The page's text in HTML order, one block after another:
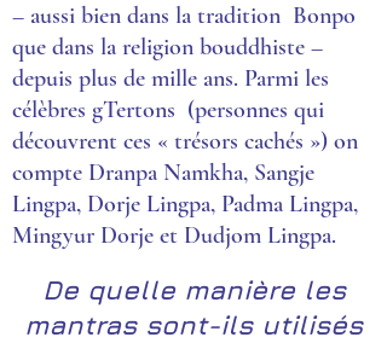
– aussi bien dans la tradition Bonpo
que dans la religion bouddhiste –
depuis plus de mille ans. Parmi les
célèbres gTertons (personnes qui
découvrent ces « trésors cachés ») on
compte Dranpa Namkha, Sangje
Lingpa, Dorje Lingpa, Padma Lingpa,
Mingyur Dorje et Dudjom Lingpa.
De quelle manière les
mantras sont-ils utilisés